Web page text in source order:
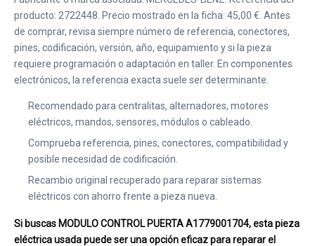
producto: 2722448. Precio mostrado en la ficha: 45,00 €. Antes
de comprar, revisa siempre número de referencia, conectores,
pines, codificación, versión, año, equipamiento y si la pieza
requiere programación o adaptación en taller. En componentes
electrónicos, la referencia exacta suele ser determinante.
Recomendado para centralitas, alternadores, motores
eléctricos, mandos, sensores, módulos o cableado.
Comprueba referencia, pines, conectores, compatibilidad y
posible necesidad de codificación.
Recambio original recuperado para reparar sistemas
eléctricos con ahorro frente a pieza nueva.
Si buscas MODULO CONTROL PUERTA A1779001704, esta pieza
eléctrica usada puede ser una opción eficaz para reparar el